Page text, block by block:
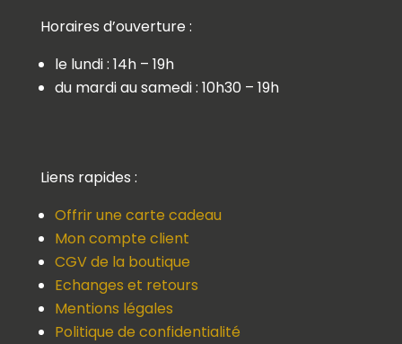
Horaires d’ouverture :
le lundi : 14h – 19h
du mardi au samedi : 10h30 – 19h
Liens rapides :
Offrir une carte cadeau
Mon compte client
CGV de la boutique
Echanges et retours
Mentions légales
Politique de confidentialité